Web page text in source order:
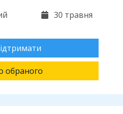
30 травня
обраного